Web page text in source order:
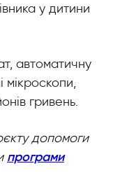
у дитини
автоматичну
мікроскопи,
гривень.
допомоги
програми